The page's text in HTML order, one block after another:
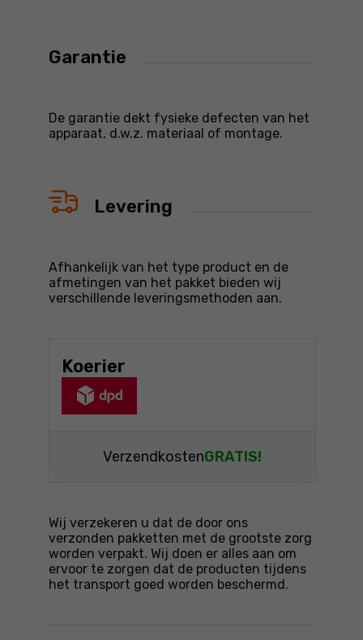
Garantie
De garantie dekt fysieke defecten van het
apparaat, d.w.z. materiaal of montage.
Levering
Afhankelijk van het type product en de
afmetingen van het pakket bieden wij
verschillende leveringsmethoden aan.
Koerier
VerzendkostenGRATIS!
Wij verzekeren u dat de door ons
verzonden pakketten met de grootste zorg
worden verpakt. Wij doen er alles aan om
ervoor te zorgen dat de producten tijdens
het transport goed worden beschermd.